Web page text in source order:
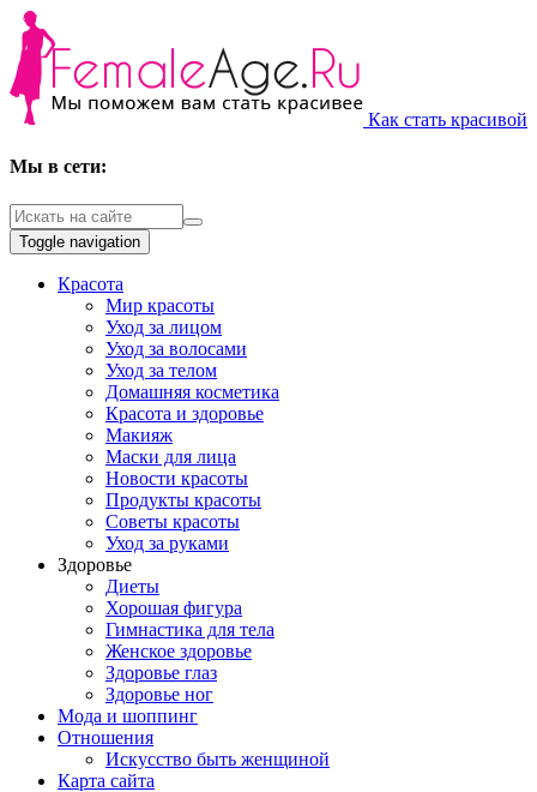
Как стать красивой
Мы в сети:
Toggle navigation
Красота
Мир красоты
Уход за лицом
Уход за волосами
Уход за телом
Домашняя косметика
Красота и здоровье
Макияж
Маски для лица
Новости красоты
Продукты красоты
Советы красоты
Уход за руками
Здоровье
Диеты
Хорошая фигура
Гимнастика для тела
Женское здоровье
Здоровье глаз
Здоровье ног
Мода и шоппинг
Отношения
Искусство быть женщиной
Карта сайта